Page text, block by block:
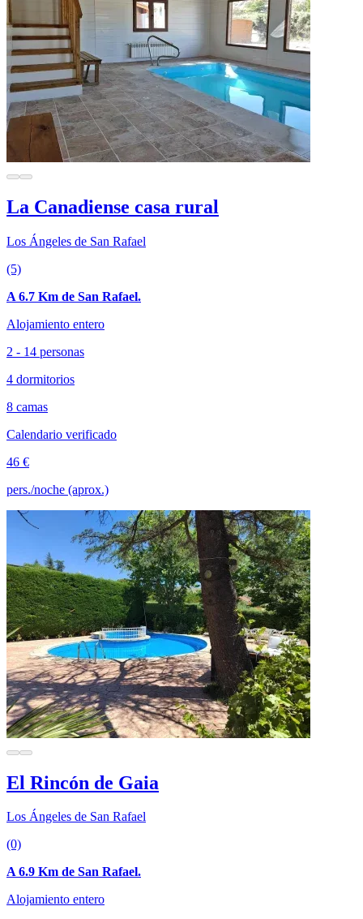
La Canadiense casa rural
Los Ángeles de San Rafael
(5)
A 6.7 Km de San Rafael.
Alojamiento entero
2 - 14 personas
4 dormitorios
8 camas
Calendario verificado
46 €
pers./noche (aprox.)
El Rincón de Gaia
Los Ángeles de San Rafael
(0)
A 6.9 Km de San Rafael.
Alojamiento entero